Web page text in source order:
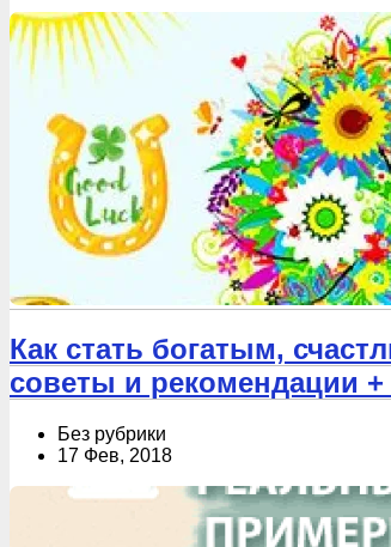
Как стать богатым,
советы и рекомендации
Без рубрики
17 Фев, 2018